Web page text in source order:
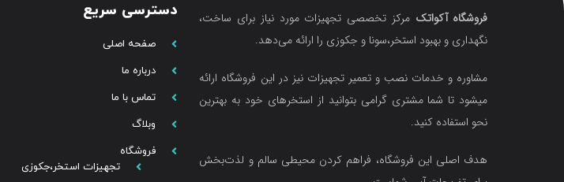
فروشگاه آکواتک مرکز تخصصی تجهیزات مورد نیاز برای ساخت،
نگهداری و بهبود استخر،سونا و جکوزی را ارائه می‌دهد.
مشاوره و خدمات نصب و تعمیر تجهیزات نیز در این فروشگاه ارائه
میشود تا شما مشتری گرامی بتوانید از استخرهای خود به بهترین
نحو استفاده کنید.
هدف اصلی این فروشگاه‌، فراهم کردن محیطی سالم و لذت‌بخش
دسترسی سریع
صفحه اصلی
درباره ما
تماس با ما
وبلاگ
فروشگاه
تجهیزات استخر،جکوزی